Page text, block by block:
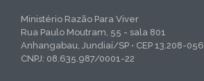
Ministério Razão Para Viver
Rua Paulo Moutram, 55 - sala 801
Anhangabau, Jundiaí/SP • CEP 13.208-056
CNPJ: 08.635.987/0001-22